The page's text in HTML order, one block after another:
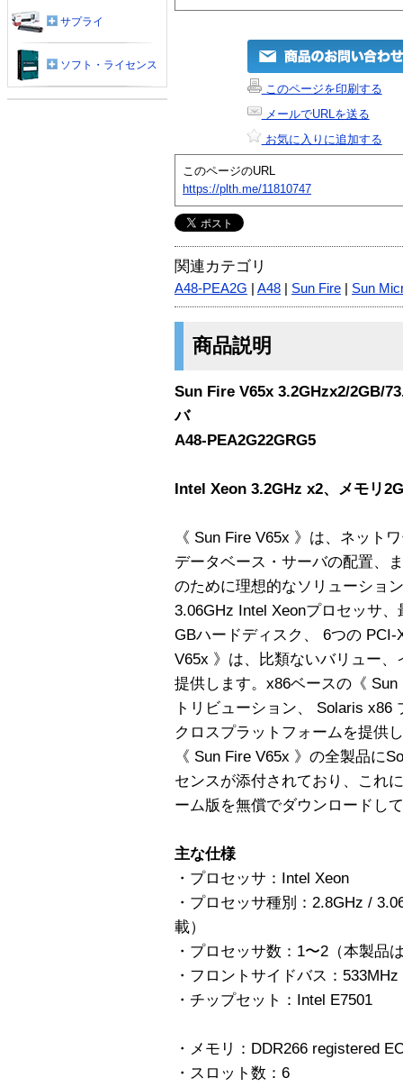
このページを印刷する
メールでURLを送る
お気に入りに追加する
このページのURL
https://plth.me/11810747
関連カテゴリ
A48-PEA2G A48 Sun Fire Sun
商品説明
Sun Fire V65x 3.2GHzx2/2GB/
バ
A48-PEA2G22GRG5
Intel Xeon 3.2GHz x2、メモリ
《 Sun Fire V65x 》は、ネット
データベース・サーバの配置、
のために理想的なソリューショ
3.06GHz Intel Xeonプロセッサ
GBハードディスク、 6つの
V65x 》は、比類ないバリュー
提供します。x86ベースの《
トリビューション、 Solaris
クロスプラットフォームを提供
《 Sun Fire V65x 》の全製品に
センスが添付されており、これ
ーム版を無償でダウンロードし
主な仕様
・プロセッサ：Intel Xeon
・プロセッサ種別：2.8GHz /
載）
・プロセッサ数：1〜2（本製品
・フロントサイドバス：533MHz
・チップセット：Intel E7501
・メモリ：DDR266 registered
・スロット数：6
サプライ
ソフト・ライセンス